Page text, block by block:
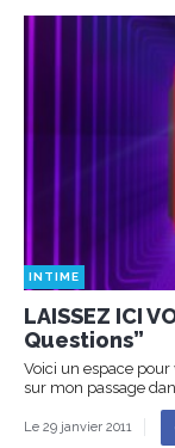
INTIME
LAISSEZ ICI
Questions”
Voici un espace
sur mon passage
Le 29 janvier 2011